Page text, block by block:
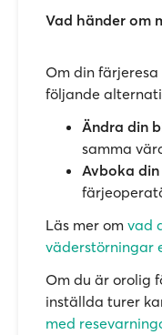
Vad händer om
Om din
följande
Ändra din
samma
Avboka
Läs mer om vad
väderstörningar
Om du är orolig
inställda turer
med